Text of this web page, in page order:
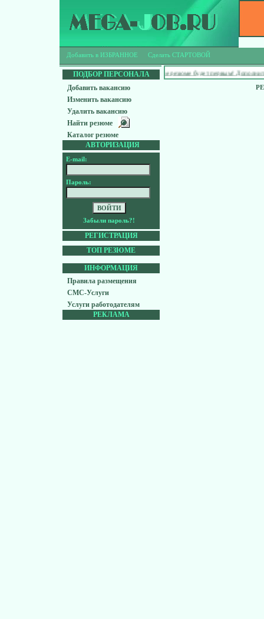
Добавить в ИЗБРАННОЕ Сделать СТАРТОВОЙ
ПОДБОР ПЕРСОНАЛА
Добавить вакансию
Изменить вакансию
Удалить вакансию
Найти резюме
Каталог резюме
АВТОРИЗАЦИЯ
E-mail:
Пароль:
Забыли пароль?!
РЕГИСТРАЦИЯ
ТОП РЕЗЮМЕ
ИНФОРМАЦИЯ
Правила размещения
СМС-Услуги
Услуги работодателям
РЕКЛАМА
Ищешь работу?Твое резюме будет первым!